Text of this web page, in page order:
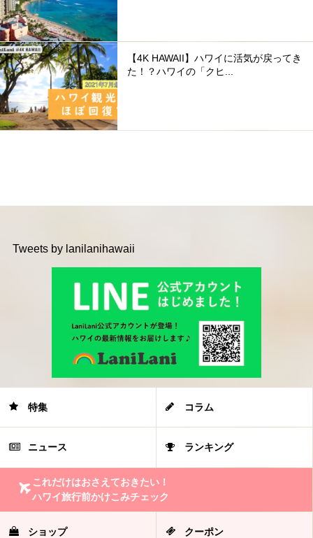
【4K HAWAII】ハワイに活気が戻ってき
た！？ハワイの「クヒ...
Tweets by lanilanihawaii
特集 コラム
ニュース ランキング
これだけはおさえておきたい！
ハワイ旅行前かけこみチェック
ショップ クーポン